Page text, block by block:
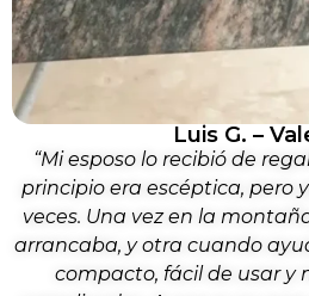
Luis G. –
“Mi esposo lo recibió de
principio era escéptica, pero
veces. Una vez en la
arrancaba, y otra cuando
compacto, fácil de usar y